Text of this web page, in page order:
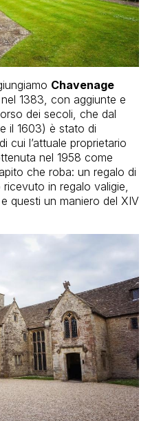
Chavenage
1383, con aggiunte e
dei secoli, che dal
il 1603) è stato di
cui l’attuale proprietario
nel 1958 come
che roba: un regalo di
in regalo valigie,
questi un maniero del XIV